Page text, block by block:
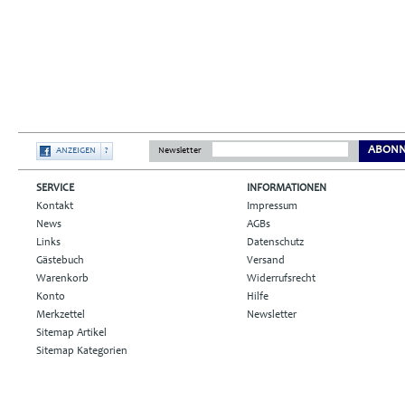
ANZEIGEN ? Newsletter
SERVICE
Kontakt
News
Links
Gästebuch
Warenkorb
Konto
Merkzettel
Sitemap Artikel
Sitemap Kategorien
INFORMATIONEN
Impressum
AGBs
Datenschutz
Versand
Widerrufsrecht
Hilfe
Newsletter